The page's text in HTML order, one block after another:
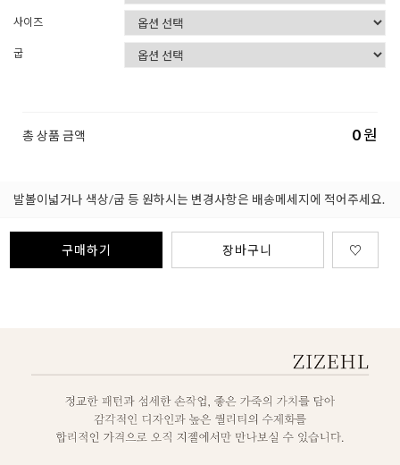
사이즈
굽
총 상품 금액 0원
발볼이넓거나 색상/굽 등 원하시는 변경사항은 배송메세지에 적어주세요.
구매하기 장바구니 ♡